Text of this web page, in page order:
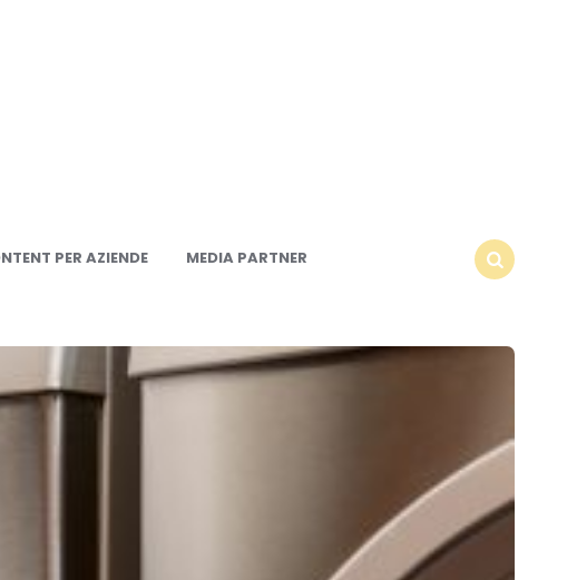
PER AZIENDE
MEDIA PARTNER